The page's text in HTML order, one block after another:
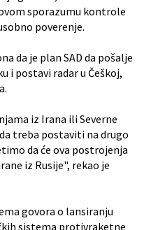
sporazumu kontrole
poverenje.
da je plan SAD da pošalje
i postavi radar u Češkoj,
iz Irana ili Severne
treba postaviti na drugo
da će ova postrojenja
iz Rusije", rekao je
govora o lansiranju
sistema protivraketne